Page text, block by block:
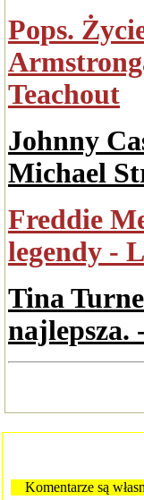
Pops.
Teachout
Johnny
Michael
Freddie
legendy -
Tina
najlepsza.
Komentarze są